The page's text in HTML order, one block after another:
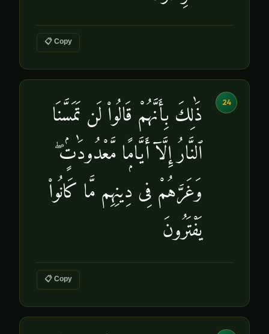
📋 Copy
24
ذَٰلِكَ بِأَنَّهُمْ قَالُوا۟ لَن تَمَسَّنَا
ٱلنَّارُ إِلَّآ أَيَّامًۭا مَّعْدُودَٰتٍۢ ۖ
وَغَرَّهُمْ فِى دِينِهِم مَّا كَانُوا۟
يَفْتَرُونَ
📋 Copy